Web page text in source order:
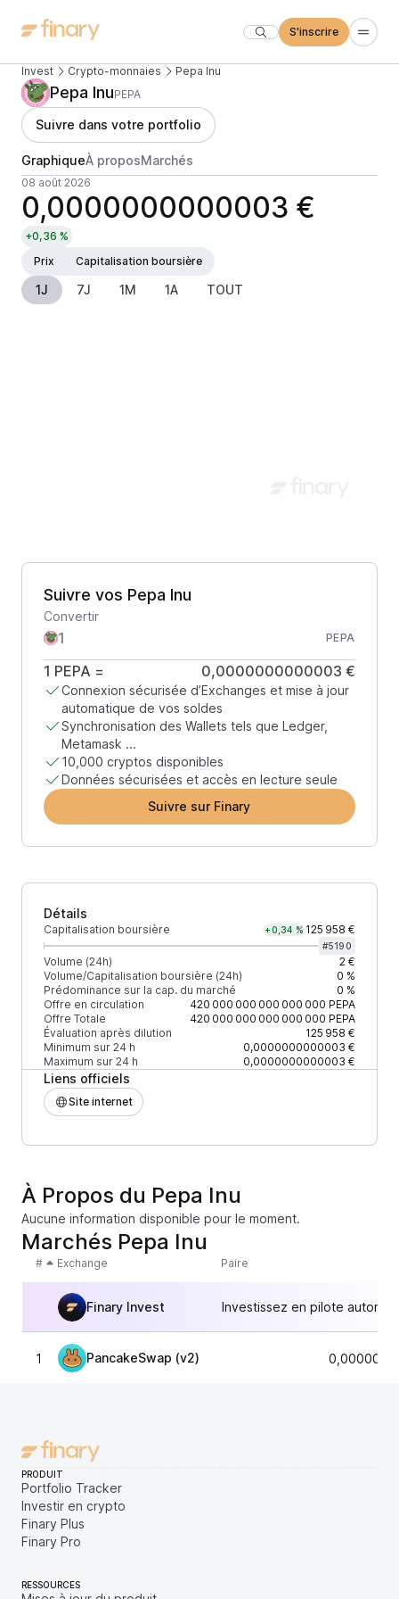
S'inscrire
Invest Crypto-monnaies Pepa Inu
Pepa InuPEPA
Suivre dans votre portfolio
GraphiqueÀ proposMarchés
08 août 2026
0,0000000000003 €
+0,36 %
Prix
Capitalisation boursière
1J 7J 1M 1A TOUT
Suivre vos Pepa Inu
Convertir
PEPA
1 PEPA = 0,0000000000003 €
Connexion sécurisée d’Exchanges et mise à jour
automatique de vos soldes
Synchronisation des Wallets tels que Ledger,
Metamask ...
10,000 cryptos disponibles
Données sécurisées et accès en lecture seule
Suivre sur Finary
Détails
Capitalisation boursière +0,34 % 125 958 €
#5190
Volume (24h)
2 €
Volume/Capitalisation boursière (24h)
0 %
Prédominance sur la cap. du marché
0 %
Offre en circulation
420 000 000 000 000 000 PEPA
Offre Totale
420 000 000 000 000 000 PEPA
Évaluation après dilution
125 958 €
Minimum sur 24 h
0,0000000000003 €
Maximum sur 24 h
0,0000000000003 €
Liens officiels
Site internet
À Propos du Pepa Inu
Aucune information disponible pour le moment.
Marchés Pepa Inu
# Exchange Paire
Finary Invest Investissez en pilote
1 PancakeSwap (v2)
PRODUIT
Portfolio Tracker
Investir en crypto
Finary Plus
Finary Pro
RESSOURCES